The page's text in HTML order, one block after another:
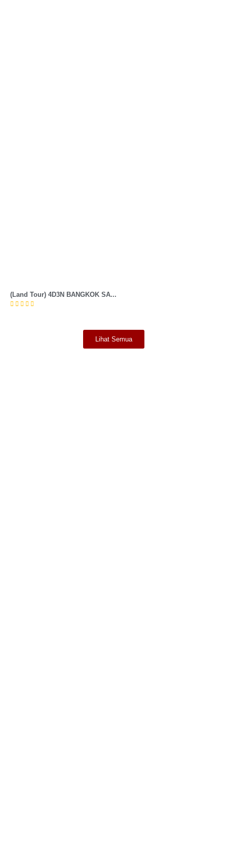
(Land Tour) 4D3N BANGKOK SA...
    
Lihat Semua